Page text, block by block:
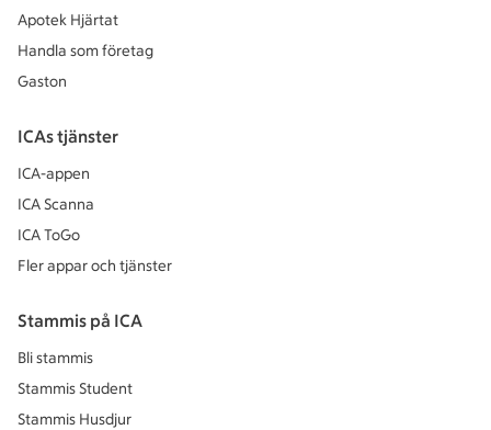
Apotek Hjärtat
Handla som företag
Gaston
ICAs tjänster
ICA-appen
ICA Scanna
ICA ToGo
Fler appar och tjänster
Stammis på ICA
Bli stammis
Stammis Student
Stammis Husdjur